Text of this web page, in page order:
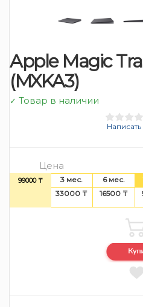
Apple Magic
(MXKA3)
✓ Товар в наличии
Цена
99000 ₸ 3 мес. 6 мес.
33000 ₸
16500 ₸